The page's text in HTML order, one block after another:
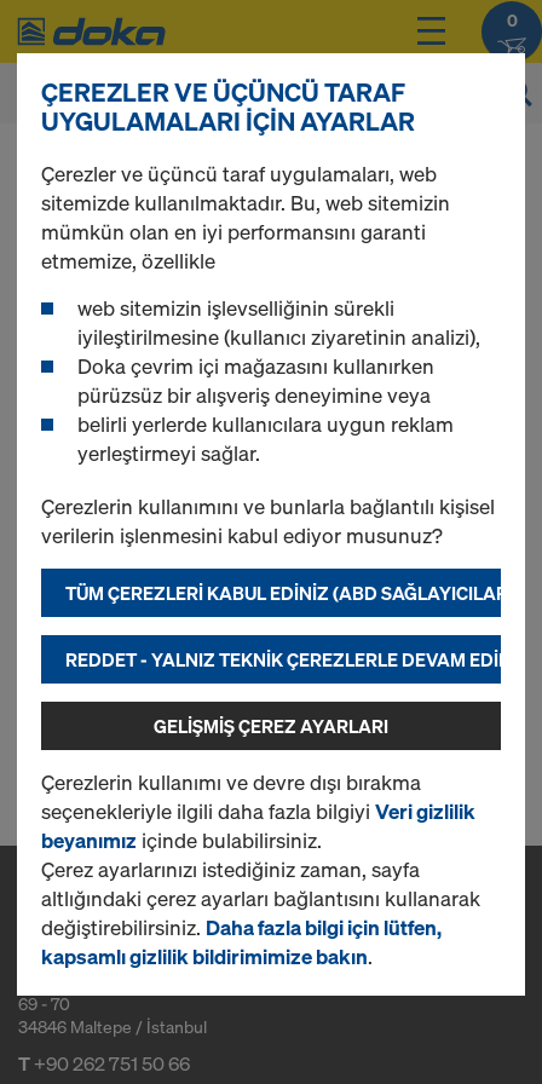
0
görebilirsiniz.
Ahşap kiriş H20 top
1 ürün bulundu
En çok görüntülenen
Doka ahşap kiriş H20 top P
Yeni
1 ürün bulundu
İletişim
Doka Kalip-Iskele Sanayi ve Ticaret A.S.
69 - 70
34846 Maltepe / İstanbul
T+90 262 751 50 66
ÇEREZLER VE ÜÇÜNCÜ TARAF
UYGULAMALARI IÇIN AYARLAR
Çerezler ve üçüncü taraf uygulamaları, web
sitemizde kullanılmaktadır. Bu, web sitemizin
mümkün olan en iyi performansını garanti
etmemize, özellikle
web sitemizin işlevselliğinin sürekli
iyileştirilmesine (kullanıcı ziyaretinin analizi),
Doka çevrim içi mağazasını kullanırken
pürüzsüz bir alışveriş deneyimine veya
belirli yerlerde kullanıcılara uygun reklam
yerleştirmeyi sağlar.
Çerezlerin kullanımını ve bunlarla bağlantılı kişisel
verilerin işlenmesini kabul ediyor musunuz?
TÜM ÇEREZLERI KABUL EDINIZ (ABD SAĞLAYICILARI
REDDET - YALNIZ TEKNIK ÇEREZLERLE DEVAM EDINIZ
GELIŞMIŞ ÇEREZ AYARLARI
Çerezlerin kullanımı ve devre dışı bırakma
seçenekleriyle ilgili daha fazla bilgiyi Veri gizlilik
beyanımız içinde bulabilirsiniz.
Çerez ayarlarınızı istediğiniz zaman, sayfa
altlığındaki çerez ayarları bağlantısını kullanarak
değiştirebilirsiniz. Daha fazla bilgi için lütfen,
kapsamlı gizlilik bildirimimize bakın.